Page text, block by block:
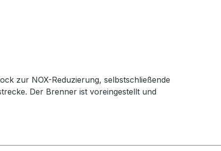
zur NOX-Reduzierung, selbstschließende
Der Brenner ist voreingestellt und